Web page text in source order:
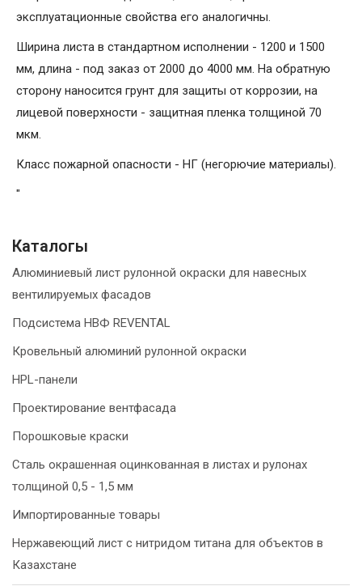
эксплуатационные свойства его аналогичны.
Ширина листа в стандартном исполнении - 1200 и 1500
мм, длина - под заказ от 2000 до 4000 мм. На обратную
сторону наносится грунт для защиты от коррозии, на
лицевой поверхности - защитная пленка толщиной 70
мкм.
Класс пожарной опасности - НГ (негорючие материалы).
"
Каталогы
Алюминиевый лист рулонной окраски для навесных
вентилируемых фасадов
Подсистема НВФ REVENTAL
Кровельный алюминий рулонной окраски
HPL-панели
Проектирование вентфасада
Порошковые краски
Сталь окрашенная оцинкованная в листах и рулонах
толщиной 0,5 - 1,5 мм
Импортированные товары
Нержавеющий лист с нитридом титана для объектов в
Казахстане